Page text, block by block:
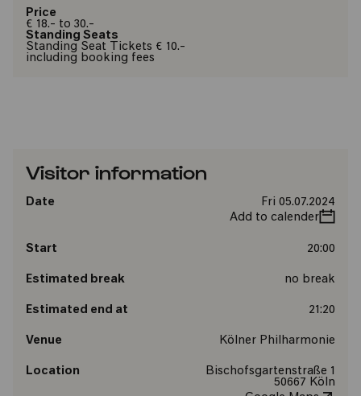
Price
€ 18.- to 30.-
Standing Seats
Standing Seat Tickets € 10.-
including booking fees
Visitor information
Date
Fri 05.07.2024
Add to calender
Start 20:00
Estimated break no break
Estimated end at 21:20
Venue Kölner Philharmonie
Location
Bischofsgartenstraße 1
50667 Köln